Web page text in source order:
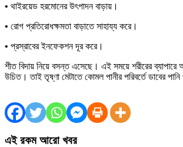
• থাইরয়েড হরমোনের উৎপাদন বাড়ায়।
• রোগ প্রতিরোধক্ষমতা বাড়াতে সাহায্য করে।
• প্রস্রাবের ইনফেকশন দূর করে।
শীত বিদায় নিয়ে বসন্ত এসেছে। এই সময়ে শরীরের
উচিত। তাই তৃষ্ণা মেটাতে কোমল পানীর পরিবর্তে ডাবের পানি
এই রকম আরো খবর